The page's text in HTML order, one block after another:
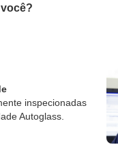
inspecionadas
Autoglass.